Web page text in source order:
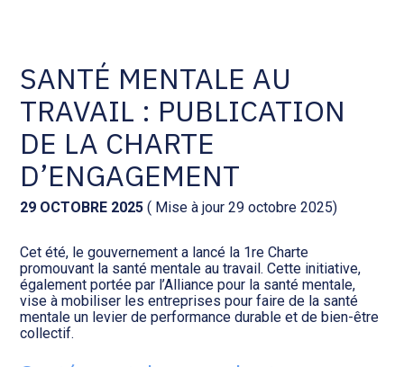
Social et ressources humaines
Assistance juridique
Pilotage d’entreprise
Audit légal
Gestion de patrimoine
Tenue de votre comptabilité :
ACD
Facturation et pilotage :
EVOLIZ
Analyse et tableau de bord :
WAIBI
Gérer vos ressources
SANTÉ MENTALE AU
TRAVAIL : PUBLICATION
DE LA CHARTE
D’ENGAGEMENT
29 OCTOBRE 2025 ( Mise à jour 29 octobre 2025)
Cet été, le gouvernement a lancé la 1re Charte
promouvant la santé mentale au travail. Cette initiative,
également portée par l’Alliance pour la santé mentale,
vise à mobiliser les entreprises pour faire de la santé
mentale un levier de performance durable et de bien-être
collectif.